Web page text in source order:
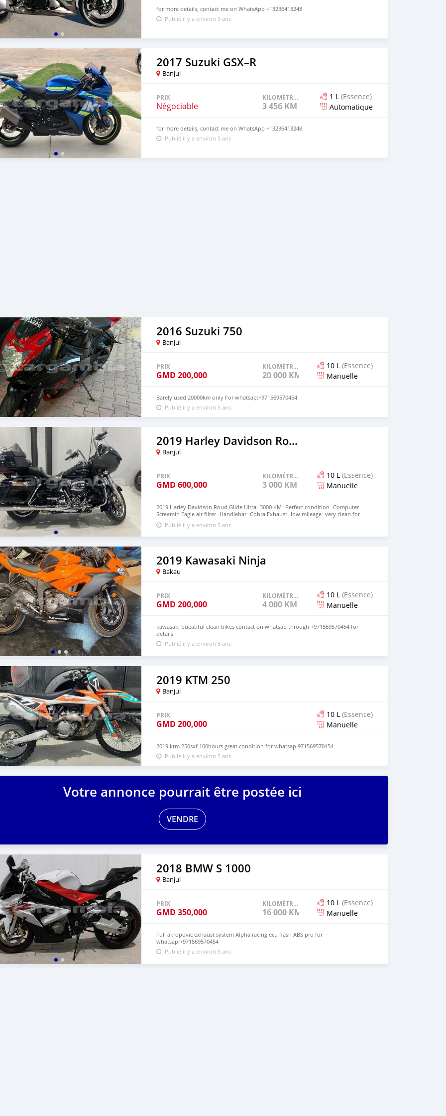
for more details, contact me on WhatsApp +13236413248
Publié il y a environ 5 ans
2017 Suzuki GSX–R
Banjul
PRIX
Négociable
KILOMÉTRAGE
3 456 KM
1 L (Essence)
Automatique
for more details, contact me on WhatsApp +13236413248
Publié il y a environ 5 ans
2016 Suzuki 750
Banjul
PRIX
GMD 200,000
KILOMÉTRAGE
20 000 KM
10 L (Essence)
Manuelle
Barely used 20000km only For whatsap:+971569570454
Publié il y a environ 5 ans
2019 Harley Davidson Road Glide
Banjul
PRIX
GMD 600,000
KILOMÉTRAGE
3 000 KM
10 L (Essence)
Manuelle
2019 Harley Davidson Roud Glide Ultra -3000 KM -Perfect condition -Computer -
Screamin Eagle air filter -Handlebar -Cobra Exhaust -low mileage -very clean for
whatsap:+971569570454
Publié il y a environ 5 ans
2019 Kawasaki Ninja
Bakau
PRIX
GMD 200,000
KILOMÉTRAGE
4 000 KM
10 L (Essence)
Manuelle
kawasaki bueatiful clean bikes contact on whatsap through +971569570454 for
details
Publié il y a environ 5 ans
2019 KTM 250
Banjul
PRIX
GMD 200,000
10 L (Essence)
Manuelle
2019 ktm 250sxf 100hours great condition for whatsap 971569570454
Publié il y a environ 5 ans
Votre annonce pourrait être postée ici
VENDRE
2018 BMW S 1000
Banjul
PRIX
GMD 350,000
KILOMÉTRAGE
16 000 KM
10 L (Essence)
Manuelle
Full akropovic exhaust system Alpha racing ecu flash ABS pro for
whatsap:+971569570454
Publié il y a environ 5 ans